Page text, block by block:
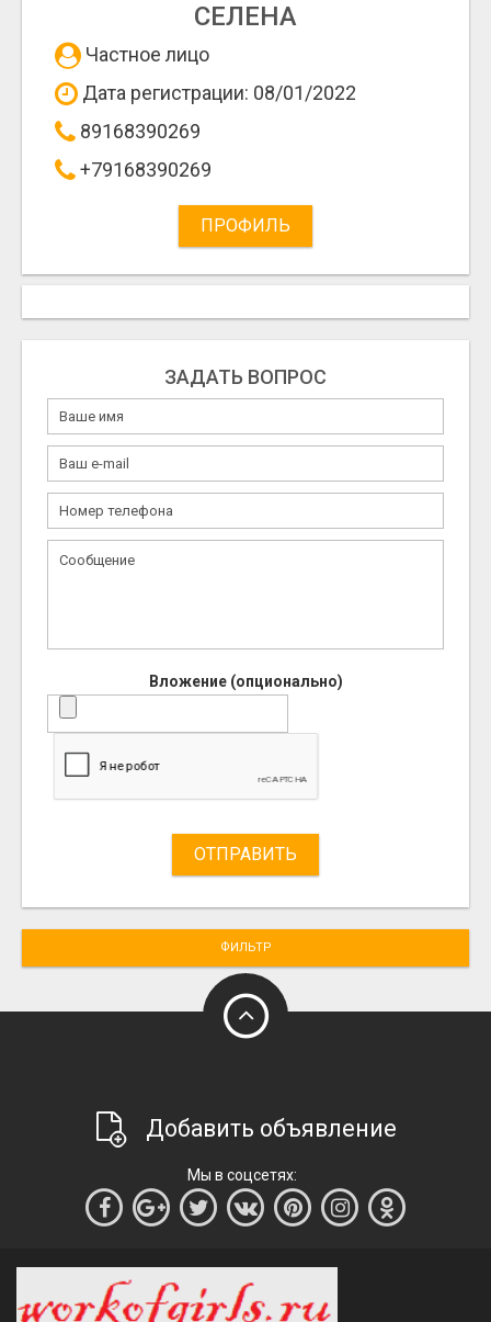
СЕЛЕНА
Частное лицо
Дата регистрации: 08/01/2022
89168390269
+79168390269
ПРОФИЛЬ
ЗАДАТЬ ВОПРОС
Вложение (опционально)
ОТПРАВИТЬ
ФИЛЬТР
Добавить объявление
Мы в соцсетях: